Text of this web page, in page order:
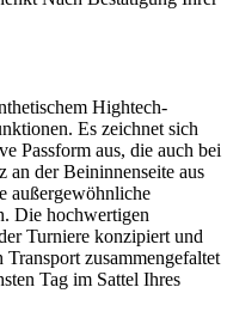
Hightech-
Es zeichnet sich
Passform aus, die auch bei
an der Beininnenseite aus
außergewöhnliche
Die hochwertigen
Turniere konzipiert und
zusammengefaltet
Tag im Sattel Ihres